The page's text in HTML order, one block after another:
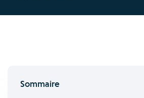
Sommaire